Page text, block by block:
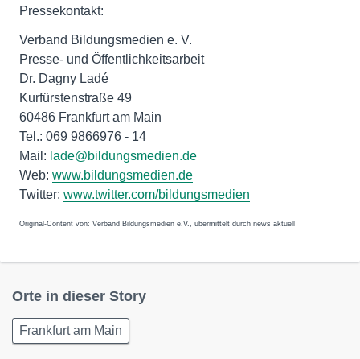
Pressekontakt:
Verband Bildungsmedien e. V.
Presse- und Öffentlichkeitsarbeit
Dr. Dagny Ladé
Kurfürstenstraße 49
60486 Frankfurt am Main
Tel.: 069 9866976 - 14
Mail: lade@bildungsmedien.de
Web: www.bildungsmedien.de
Twitter: www.twitter.com/bildungsmedien
Original-Content von: Verband Bildungsmedien e.V., übermittelt durch news aktuell
Orte in dieser Story
Frankfurt am Main